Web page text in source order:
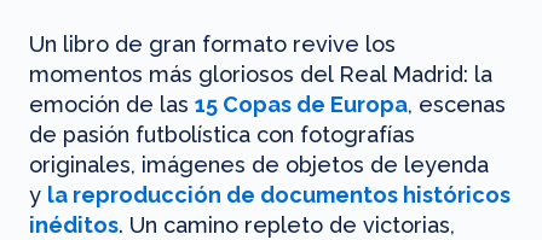
Un libro de gran formato revive los
momentos más gloriosos del Real Madrid: la
emoción de las 15 Copas de Europa, escenas
de pasión futbolística con fotografías
originales, imágenes de objetos de leyenda
y la reproducción de documentos históricos
inéditos. Un camino repleto de victorias,